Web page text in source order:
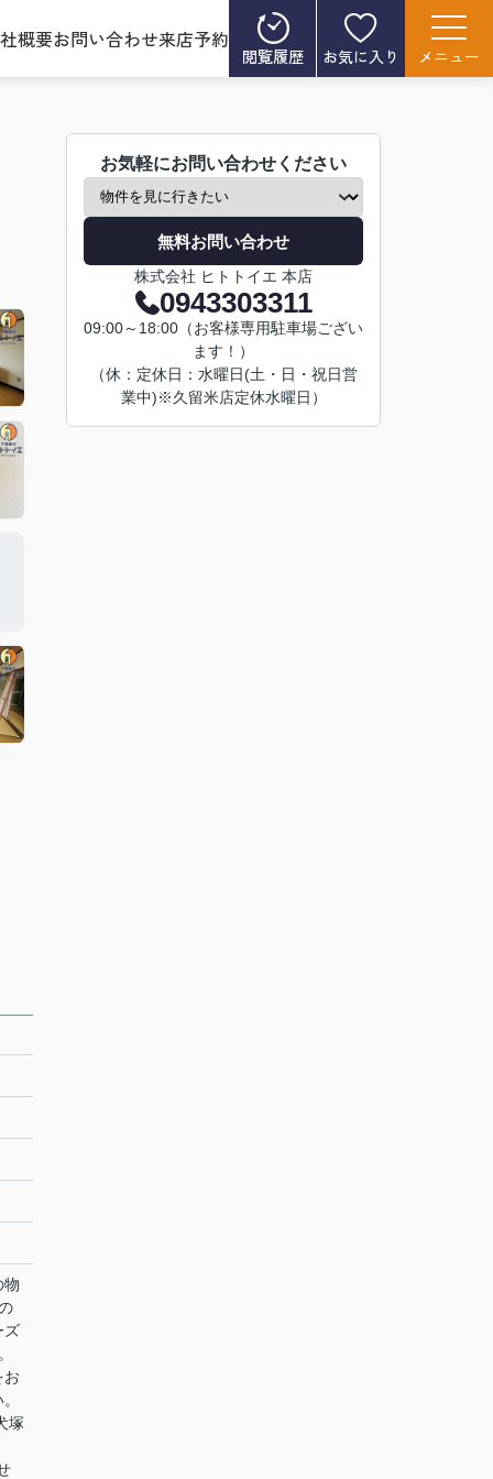
概要お問い合わせ来店予約
閲覧履歴 お気に入り メニュー
物
ズ
お
塚
お気軽にお問い合わせください
無料お問い合わせ
株式会社 ヒトトイエ 本店
0943303311
09:00～18:00（お客様専用駐車場ござい
ます！）
（休：定休日：水曜日(土・日・祝日営
業中)※久留米店定休水曜日）